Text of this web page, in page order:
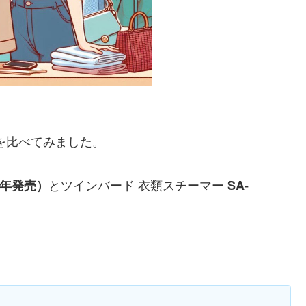
べてみました。
発売） とツインバード 衣類スチーマー SA-